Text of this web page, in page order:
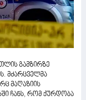
გამზირზე
მძარცველმა
მაღაზიის
ჩანს, რომ ქურდობა